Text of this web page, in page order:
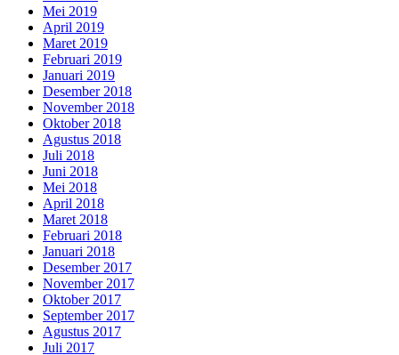
Mei 2019
April 2019
Maret 2019
Februari 2019
Januari 2019
Desember 2018
November 2018
Oktober 2018
Agustus 2018
Juli 2018
Juni 2018
Mei 2018
April 2018
Maret 2018
Februari 2018
Januari 2018
Desember 2017
November 2017
Oktober 2017
September 2017
Agustus 2017
Juli 2017